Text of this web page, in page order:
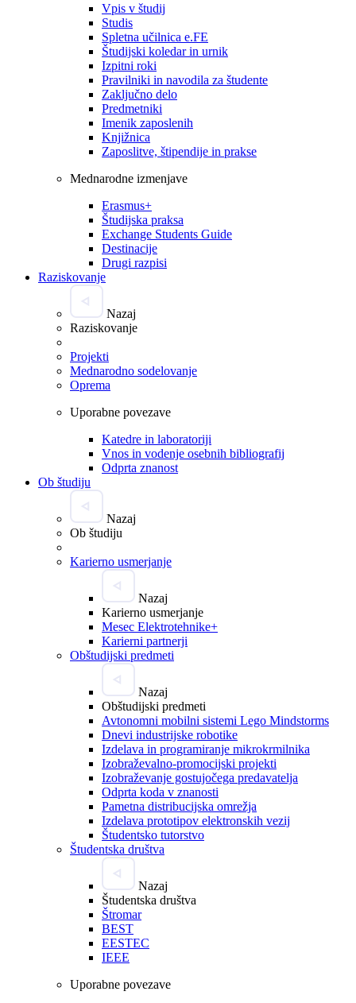
Vpis v študij
Studis
Spletna učilnica e.FE
Študijski koledar in urnik
Izpitni roki
Pravilniki in navodila za študente
Zaključno delo
Predmetniki
Imenik zaposlenih
Knjižnica
Zaposlitve, štipendije in prakse
Mednarodne izmenjave
Erasmus+
Študijska praksa
Exchange Students Guide
Destinacije
Drugi razpisi
Raziskovanje
Nazaj
Raziskovanje
Projekti
Mednarodno sodelovanje
Oprema
Uporabne povezave
Katedre in laboratoriji
Vnos in vodenje osebnih bibliografij
Odprta znanost
Ob študiju
Nazaj
Ob študiju
Karierno usmerjanje
Nazaj
Karierno usmerjanje
Mesec Elektrotehnike+
Karierni partnerji
Obštudijski predmeti
Nazaj
Obštudijski predmeti
Avtonomni mobilni sistemi Lego Mindstorms
Dnevi industrijske robotike
Izdelava in programiranje mikrokrmilnika
Izobraževalno-promocijski projekti
Izobraževanje gostujočega predavatelja
Odprta koda v znanosti
Pametna distribucijska omrežja
Izdelava prototipov elektronskih vezij
Študentsko tutorstvo
Študentska društva
Nazaj
Študentska društva
Štromar
BEST
EESTEC
IEEE
Uporabne povezave